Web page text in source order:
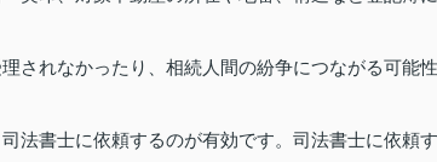
されなかったり、相続人間の紛争につながる可能性
法書士に依頼するのが有効です。司法書士に依頼す